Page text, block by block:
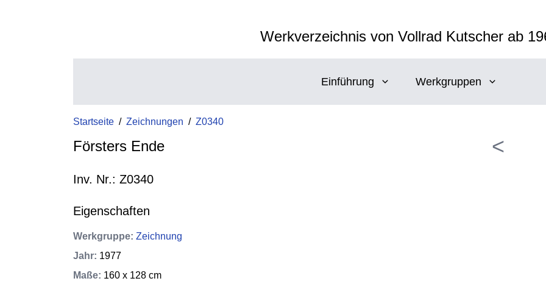
Werkverzeichnis von Vollrad Kutscher ab
Einführung Werkgruppen
Startseite / Zeichnungen / Z0340
Försters Ende
Inv. Nr.: Z0340
Eigenschaften
Werkgruppe: Zeichnung
Jahr: 1977
Maße: 160 x 128 cm
<